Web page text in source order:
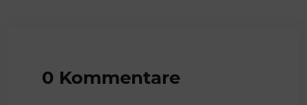
0 Kommentare